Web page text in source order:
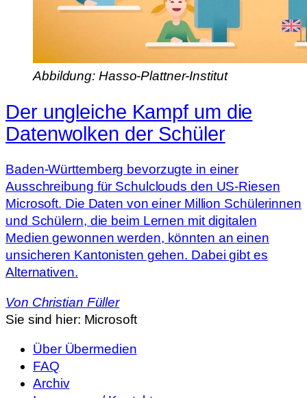
Abbildung: Hasso-Plattner-Institut
Der ungleiche Kampf um die
Datenwolken der Schüler
Baden-Württemberg bevorzugte in einer
Ausschreibung für Schulclouds den US-Riesen
Microsoft. Die Daten von einer Million Schülerinnen
und Schülern, die beim Lernen mit digitalen
Medien gewonnen werden, könnten an einen
unsicheren Kantonisten gehen. Dabei gibt es
Alternativen.
Von Christian Füller
Sie sind hier: Microsoft
Über Übermedien
FAQ
Archiv